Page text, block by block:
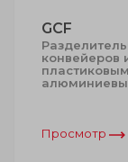
GCF
конвейеров
Просмотр